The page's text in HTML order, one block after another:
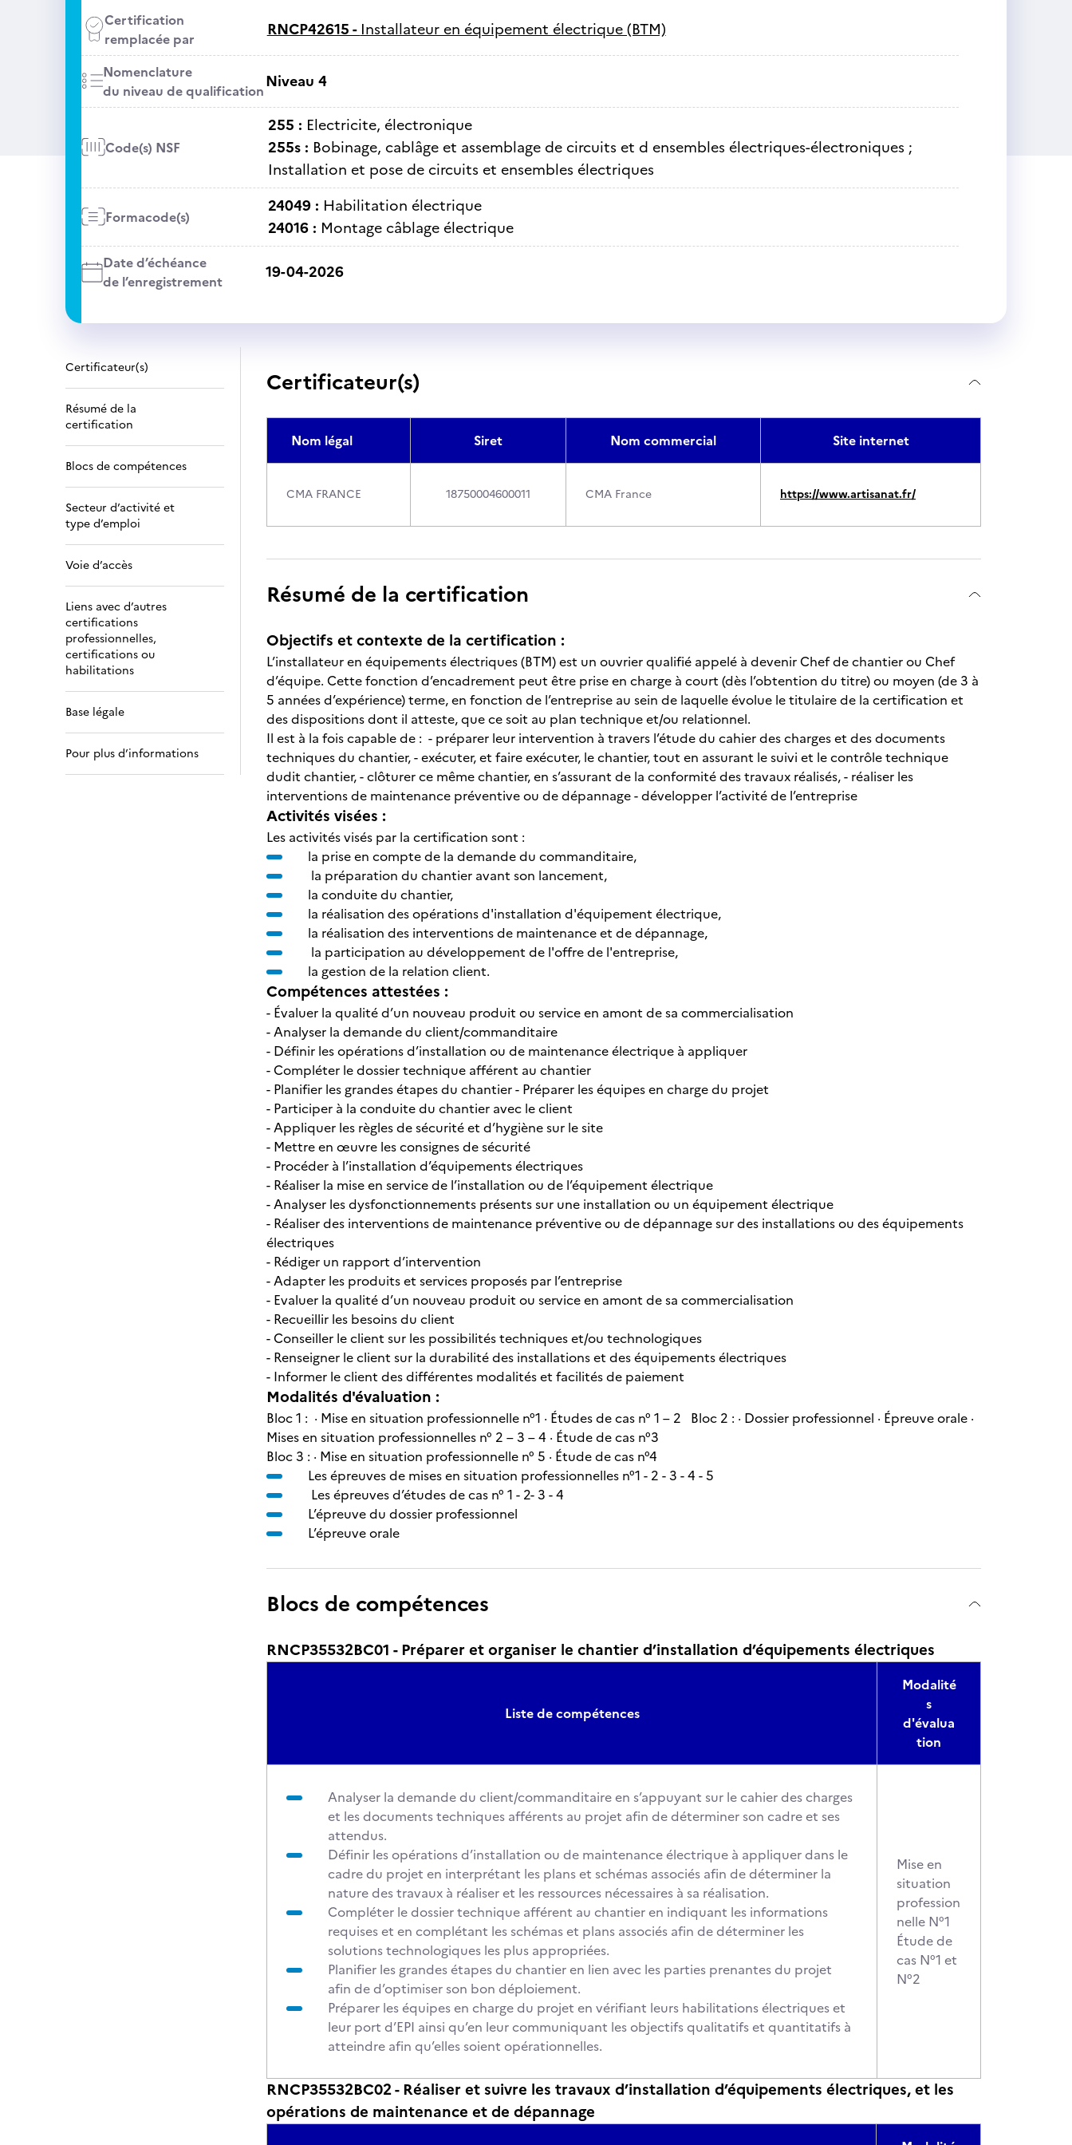
Certification
remplacée par
RNCP42615 - Installateur en équipement électrique (BTM)
Nomenclature
du niveau de qualificationNiveau 4
Code(s) NSF
255 : Electricite, électronique
255s : Bobinage, cablâge et assemblage de circuits et d ensembles électriques-électroniques ;
Installation et pose de circuits et ensembles électriques
Formacode(s)
24049 : Habilitation électrique
24016 : Montage câblage électrique
Date d’échéance
de l’enregistrement
19-04-2026
Certificateur(s)
Résumé de la
certification
Blocs de compétences
Secteur d’activité et
type d’emploi
Voie d’accès
Liens avec d’autres
certifications
professionnelles,
certifications ou
habilitations
Base légale
Pour plus d’informations
Certificateur(s)
Nom légal Siret Nom commercial Site internet
CMA FRANCE 18750004600011 CMA France https://www.artisanat.fr/
Résumé de la certification
Objectifs et contexte de la certification :
L’installateur en équipements électriques (BTM) est un ouvrier qualifié appelé à devenir Chef de chantier ou Chef
d’équipe. Cette fonction d’encadrement peut être prise en charge à court (dès l’obtention du titre) ou moyen (de 3 à
5 années d’expérience) terme, en fonction de l’entreprise au sein de laquelle évolue le titulaire de la certification et
des dispositions dont il atteste, que ce soit au plan technique et/ou relationnel.
Il est à la fois capable de : - préparer leur intervention à travers l’étude du cahier des charges et des documents
techniques du chantier, - exécuter, et faire exécuter, le chantier, tout en assurant le suivi et le contrôle technique
dudit chantier, - clôturer ce même chantier, en s’assurant de la conformité des travaux réalisés, - réaliser les
interventions de maintenance préventive ou de dépannage - développer l’activité de l’entreprise
Activités visées :
Les activités visés par la certification sont :
la prise en compte de la demande du commanditaire,
la préparation du chantier avant son lancement,
la conduite du chantier,
la réalisation des opérations d'installation d'équipement électrique,
la réalisation des interventions de maintenance et de dépannage,
la participation au développement de l'offre de l'entreprise,
la gestion de la relation client.
Compétences attestées :
- Évaluer la qualité d’un nouveau produit ou service en amont de sa commercialisation
- Analyser la demande du client/commanditaire
- Définir les opérations d’installation ou de maintenance électrique à appliquer
- Compléter le dossier technique afférent au chantier
- Planifier les grandes étapes du chantier - Préparer les équipes en charge du projet
- Participer à la conduite du chantier avec le client
- Appliquer les règles de sécurité et d’hygiène sur le site
- Mettre en œuvre les consignes de sécurité
- Procéder à l’installation d’équipements électriques
- Réaliser la mise en service de l’installation ou de l’équipement électrique
- Analyser les dysfonctionnements présents sur une installation ou un équipement électrique
- Réaliser des interventions de maintenance préventive ou de dépannage sur des installations ou des équipements
électriques
- Rédiger un rapport d’intervention
- Adapter les produits et services proposés par l’entreprise
- Evaluer la qualité d’un nouveau produit ou service en amont de sa commercialisation
- Recueillir les besoins du client
- Conseiller le client sur les possibilités techniques et/ou technologiques
- Renseigner le client sur la durabilité des installations et des équipements électriques
- Informer le client des différentes modalités et facilités de paiement
Modalités d'évaluation :
Bloc 1 : · Mise en situation professionnelle n°1 · Études de cas n° 1 – 2 Bloc 2 : · Dossier professionnel · Épreuve orale ·
Mises en situation professionnelles n° 2 – 3 – 4 · Étude de cas n°3
Bloc 3 : · Mise en situation professionnelle n° 5 · Étude de cas n°4
Les épreuves de mises en situation professionnelles n°1 - 2 - 3 - 4 - 5
Les épreuves d’études de cas n° 1 - 2- 3 - 4
L’épreuve du dossier professionnel
L’épreuve orale
Blocs de compétences
RNCP35532BC01 - Préparer et organiser le chantier d’installation d’équipements électriques
Liste de compétences
Modalité
s
d'évalua
tion
Analyser la demande du client/commanditaire en s’appuyant sur le cahier des charges
et les documents techniques afférents au projet afin de déterminer son cadre et ses
attendus.
Définir les opérations d’installation ou de maintenance électrique à appliquer dans le
cadre du projet en interprétant les plans et schémas associés afin de déterminer la
nature des travaux à réaliser et les ressources nécessaires à sa réalisation.
Compléter le dossier technique afférent au chantier en indiquant les informations
requises et en complétant les schémas et plans associés afin de déterminer les
solutions technologiques les plus appropriées.
Planifier les grandes étapes du chantier en lien avec les parties prenantes du projet
afin de d’optimiser son bon déploiement.
Préparer les équipes en charge du projet en vérifiant leurs habilitations électriques et
leur port d’EPI ainsi qu’en leur communiquant les objectifs qualitatifs et quantitatifs à
atteindre afin qu’elles soient opérationnelles.
Mise en
situation
profession
nelle N°1
Étude de
cas N°1 et
N°2
RNCP35532BC02 - Réaliser et suivre les travaux d’installation d’équipements électriques, et les
opérations de maintenance et de dépannage